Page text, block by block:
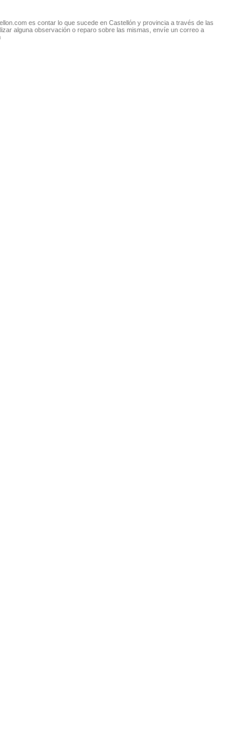
es contar lo que sucede en Castellón y provincia a través de las
alguna observación o reparo sobre las mismas, envíe un correo a